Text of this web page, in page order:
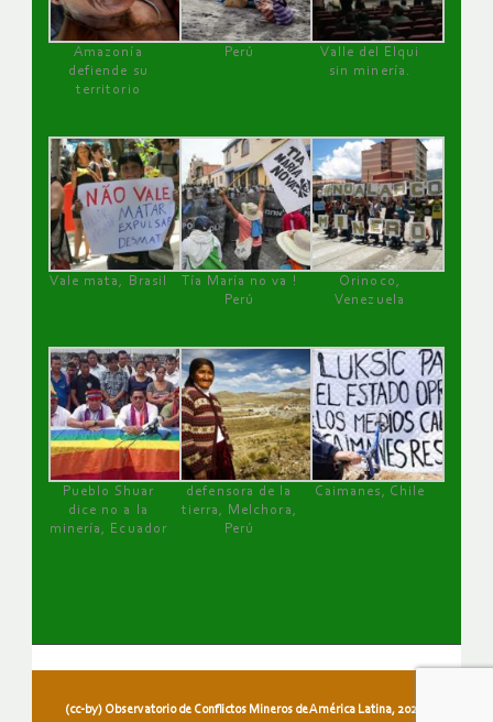
Amazonía
defiende su
territorio
Perú
Valle del Elqui
sin minería.
Vale mata, Brasil
Tía María no va !
Perú
Orinoco,
Venezuela
Pueblo Shuar
dice no a la
minería, Ecuador
defensora de la
tierra, Melchora,
Perú
Caimanes, Chile
(cc-by) Observatorio de Conflictos Mineros de América Latina, 2026